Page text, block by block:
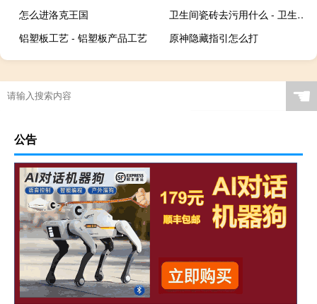
怎么进洛克王国
卫生间瓷砖去污用什么 - 卫生间瓷砖用什么洗得干净
铝塑板工艺 - 铝塑板产品工艺
原神隐藏指引怎么打
☚
公告